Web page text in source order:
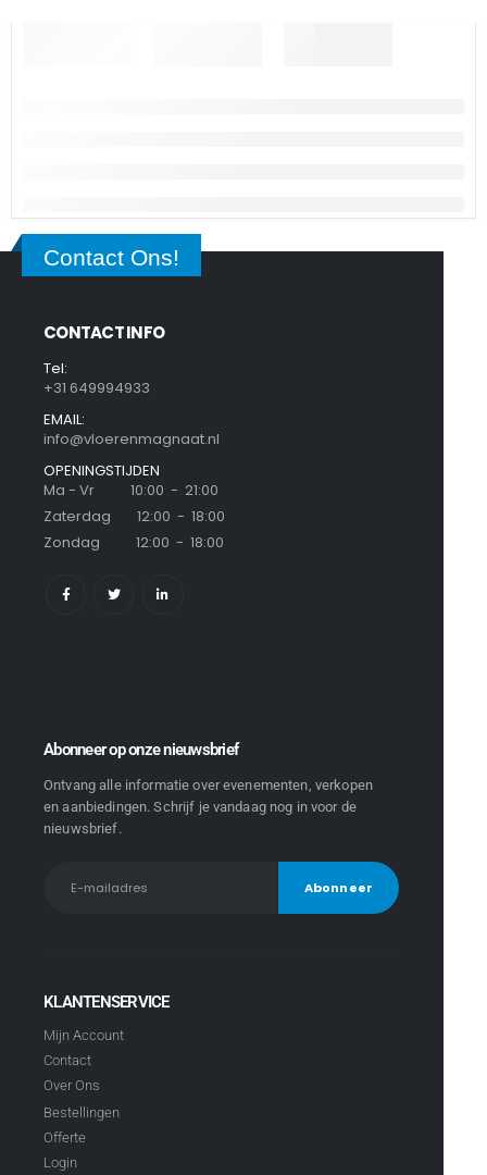
Contact Ons!
CONTACT INFO
Tel:
+31 649994933
EMAIL:
info@vloerenmagnaat.nl
OPENINGSTIJDEN
Ma - Vr 10:00 - 21:00
Zaterdag 12:00 - 18:00
Zondag 12:00 - 18:00
Abonneer op onze nieuwsbrief
Ontvang alle informatie over evenementen, verkopen
en aanbiedingen. Schrijf je vandaag nog in voor de
nieuwsbrief.
KLANTENSERVICE
Mijn Account
Contact
Over Ons
Bestellingen
Offerte
Login